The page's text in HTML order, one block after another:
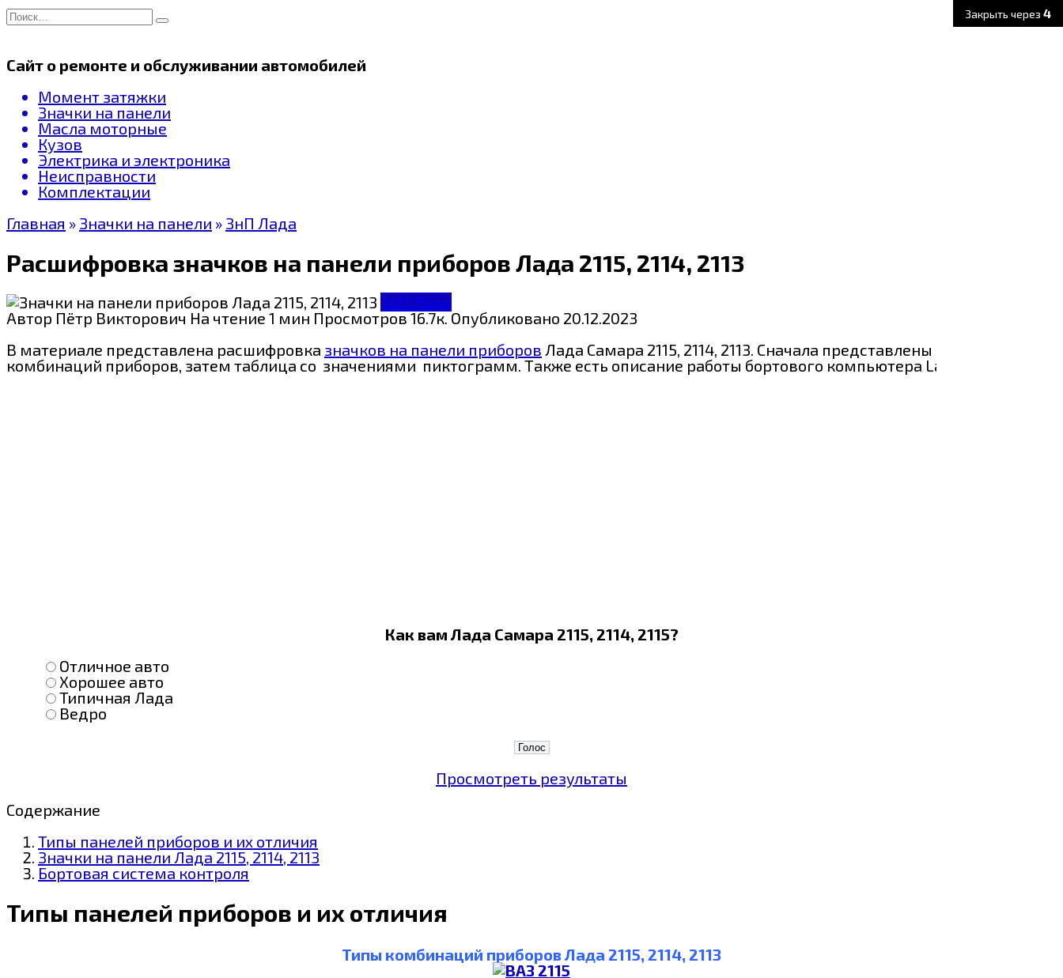
Закрыть через3
Перейти
к
Search
for:
Сайт о ремонте и обслуживании автомобилей
Момент затяжки
Значки на панели
Масла моторные
Кузов
Электрика и электроника
Неисправности
Комплектации
Главная » Значки на панели » ЗнП Лада
Расшифровка значков на панели приборов Лада 2115, 2114, 2113
ЗнП Лада
Автор Пётр Викторович На чтение 1 мин Просмотров16.7к.Опубликовано 20.12.2023
В материале представлена расшифровка значков на панели приборов Лада Самара 2115, 2114, 2113. Сначала представлены схемы
комбинаций приборов, затем таблица со значениями пиктограмм. Также есть описание работы бортового компьютера Lada Samara.
Как вам Лада Самара 2115, 2114, 2115?
Отличное авто
Хорошее авто
Типичная Лада
Ведро
Просмотреть результаты
Содержание
Типы панелей приборов и их отличия
Значки на панели Лада 2115, 2114, 2113
Бортовая система контроля
Типы панелей приборов и их отличия
Типы комбинаций приборов Лада 2115, 2114, 2113